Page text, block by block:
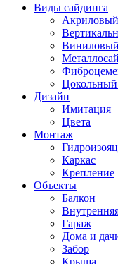
Виды сайдинга
Цокольный
Дизайн
Имитация
Цвета
Монтаж
Каркас
Крепление
Объекты
Балкон
Гараж
Дома и
Забор
Крыша